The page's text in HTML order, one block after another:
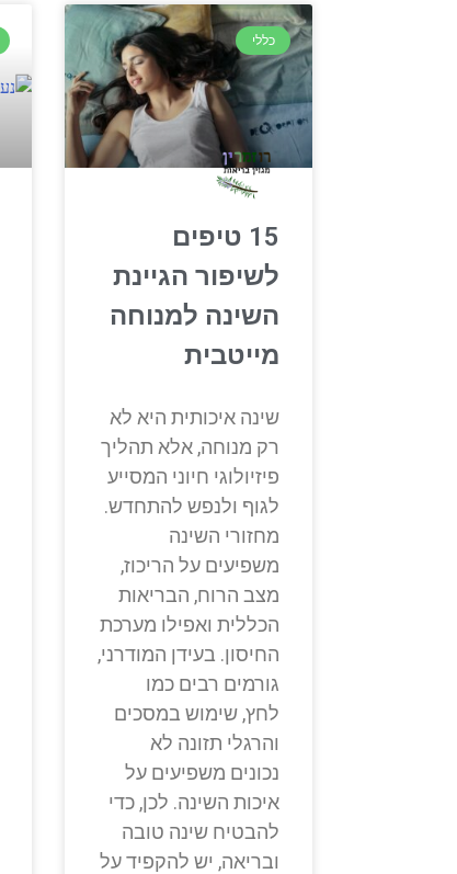
כללי
15 טיפים
לשיפור הגיינת
השינה למנוחה
מייטבית
שינה איכותית היא לא
רק מנוחה, אלא תהליך
פיזיולוגי חיוני המסייע
לגוף ולנפש להתחדש.
מחזורי השינה
משפיעים על הריכוז,
מצב הרוח, הבריאות
הכללית ואפילו מערכת
החיסון. בעידן המודרני,
גורמים רבים כמו
לחץ, שימוש במסכים
והרגלי תזונה לא
נכונים משפיעים על
איכות השינה. לכן, כדי
להבטיח שינה טובה
ובריאה, יש להקפיד על